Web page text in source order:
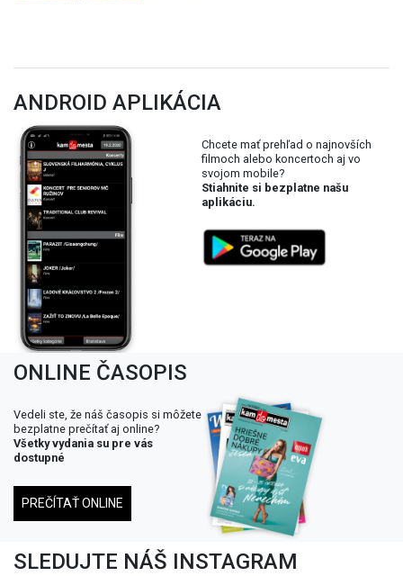
ANDROID APLIKÁCIA
Chcete mať prehľad o najnovších
filmoch alebo koncertoch aj vo
svojom mobile?
Stiahnite si bezplatne našu
aplikáciu.
ONLINE ČASOPIS
Vedeli ste, že náš časopis si môžete
bezplatne prečítať aj online?
Všetky vydania su pre vás
dostupné
PREČÍTAŤ ONLINE
SLEDUJTE NÁŠ INSTAGRAM